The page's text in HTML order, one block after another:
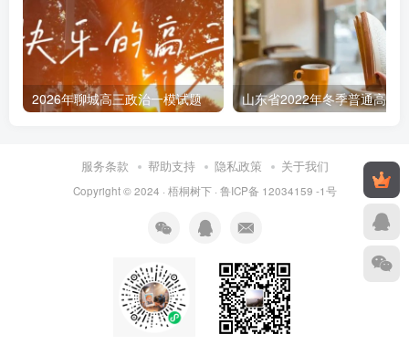
2026年聊城高三政治一模试题
服务条款 帮助支持 隐私政策 关于我们
Copyright © 2024 · 梧桐树下· 鲁ICP备 12034159 -1号